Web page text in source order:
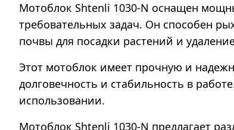
Мотоблок Shtenli 1030-N оснащен
требовательных задач. Он способен
почвы для посадки растений и
Этот мотоблок имеет прочную и
долговечность и стабильность в
использовании.
Мотоблок Shtenli 1030-N предлагает